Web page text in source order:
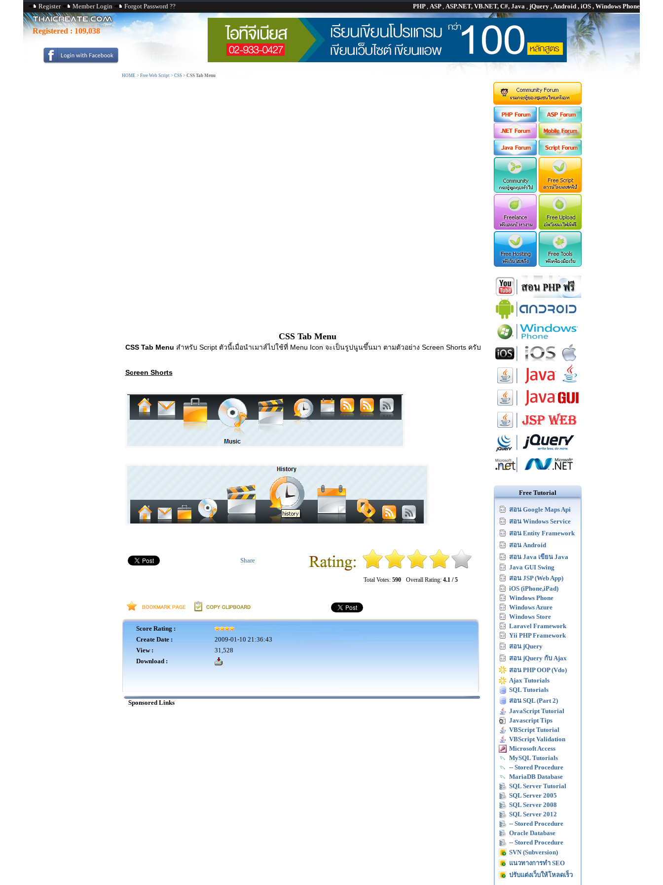
Register Member Login Forgot Password ?? PHP, ASP, ASP.NET, VB.NET, C#, Java , jQuery , Android , iOS , Windows Phone
Registered : 109,038
HOME > Free Web Script > CSS > CSS Tab Menu
CSS Tab Menu
CSS Tab Menu สำหรับ Script ตัวนี้เมื่อนำเมาส์ไปใช้ที่ Menu Icon จะเป็นรูปนูนขึ้นมา ตามตัวอย่าง Screen Shorts ครับ
Screen Shorts
Total Votes: 590 Overall Rating: 4.1 / 5
Share
Score Rating :
Create Date :
2009-01-10 21:36:43
View :
31,528
Download :
Sponsored Links
Free Tutorial
สอน Google Maps Api
สอน Windows Service
สอน Entity Framework
สอน Android
สอน Java เขียน Java
Java GUI Swing
สอน JSP (Web App)
iOS (iPhone,iPad)
Windows Phone
Windows Azure
Windows Store
Laravel Framework
Yii PHP Framework
สอน jQuery
สอน jQuery กับ Ajax
สอน PHP OOP (Vdo)
Ajax Tutorials
SQL Tutorials
สอน SQL (Part 2)
JavaScript Tutorial
Javascript Tips
VBScript Tutorial
VBScript Validation
Microsoft Access
MySQL Tutorials
-- Stored Procedure
MariaDB Database
SQL Server Tutorial
SQL Server 2005
SQL Server 2008
SQL Server 2012
-- Stored Procedure
Oracle Database
-- Stored Procedure
SVN (Subversion)
แนวทางการทำ SEO
ปรับแต่งเว็บให้โหลดเร็ว